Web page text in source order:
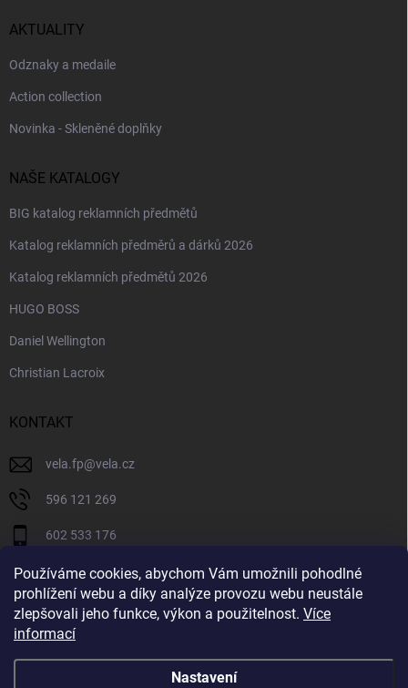
Používáme cookies, abychom Vám umožnili pohodlné
prohlížení webu a díky analýze provozu webu neustále
zlepšovali jeho funkce, výkon a použitelnost. Více
informací
Nastavení
AKTUALITY
Odznaky a medaile
Action collection
Novinka - Skleněné doplňky
NAŠE KATALOGY
BIG katalog reklamních předmětů
Katalog reklamních předměrů a dárků 2026
Katalog reklamních předmětů 2026
HUGO BOSS
Daniel Wellington
Christian Lacroix
KONTAKT
vela.fp@vela.cz
596 121 269
602 533 176
VELA CZECH
velaczech
https://www.youtube.com/@velaczech